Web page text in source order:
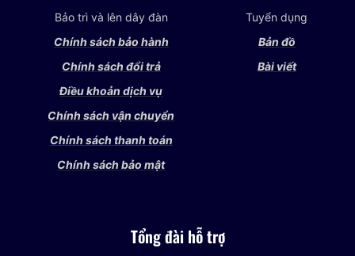
Bảo trì và lên dây đàn
Chính sách bảo hành
Chính sách đổi trả
Điều khoản dịch vụ
Chính sách vận chuyển
Chính sách thanh toán
Chính sách bảo mật
Tuyển dụng
Bản đồ
Bài viết
Tổng đài hỗ trợ